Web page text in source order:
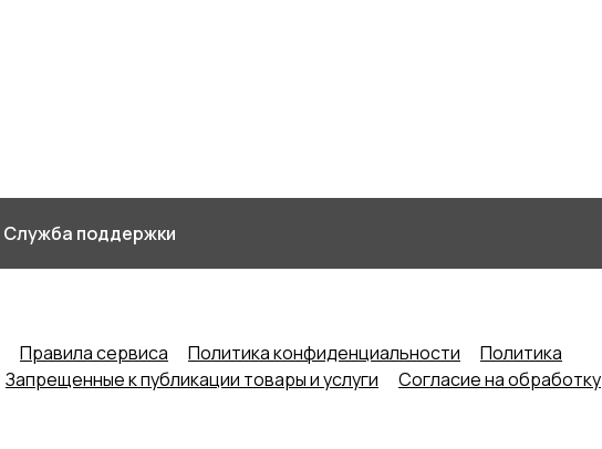
Служба поддержки
Правила сервиса Политика конфиденциальности
Политика
Запрещенные к публикации товары и услуги
Согласие на обработку